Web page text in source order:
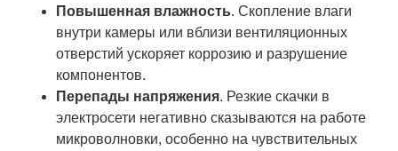
Повышенная влажность. Скопление влаги
внутри камеры или вблизи вентиляционных
отверстий ускоряет коррозию и разрушение
компонентов.
Перепады напряжения. Резкие скачки в
электросети негативно сказываются на работе
микроволновки, особенно на чувствительных